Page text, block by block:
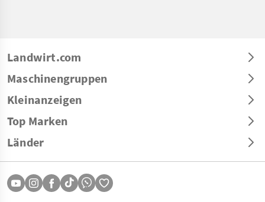
Landwirt.com
Maschinengruppen
Kleinanzeigen
Top Marken
Länder